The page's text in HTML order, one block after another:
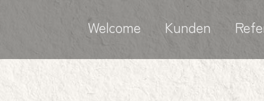
Welcome Kunden